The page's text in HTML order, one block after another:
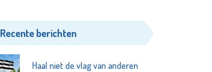
Recente berichten
Haal niet de vlag van anderen